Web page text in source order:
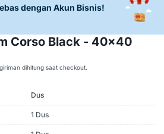
dengan Akun Bisnis!
Corso Black - 40x40
dihitung saat checkout.
Dus
1 Dus